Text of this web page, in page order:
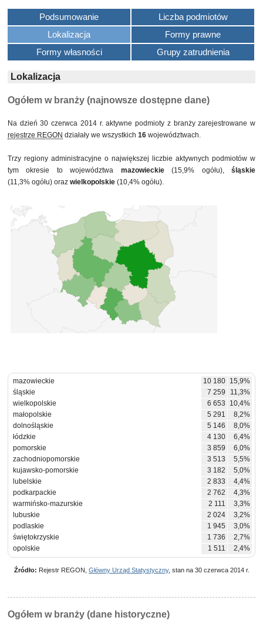
Podsumowanie
Liczba podmiotów
Lokalizacja
Formy prawne
Formy własności
Grupy zatrudnienia
Lokalizacja
Ogółem w branży (najnowsze dostępne dane)
Na dzień 30 czerwca 2014 r. aktywne podmioty z branży zarejestrowane w
rejestrze REGON działały we wszystkich 16 województwach.
Trzy regiony administracyjne o największej liczbie aktywnych podmiotów w
tym okresie to województwa mazowieckie(15,9% ogółu),śląskie
(11,3% ogółu) oraz wielkopolskie (10,4% ogółu).
mazowieckie 10 180 15,9%
śląskie
7 259
11,3%
wielkopolskie
6 653
10,4%
małopolskie
5 291
8,2%
dolnośląskie
5 146
8,0%
łódzkie
4 130
6,4%
pomorskie
3 859
6,0%
zachodniopomorskie
3 513
5,5%
kujawsko-pomorskie
3 182
5,0%
lubelskie
2 833
4,4%
podkarpackie
2 762
4,3%
warmińsko-mazurskie
2 111
3,3%
lubuskie
2 024
3,2%
podlaskie
1 945
3,0%
świętokrzyskie
1 736
2,7%
opolskie
1 511 2,4%
Źródło: Rejestr REGON, Główny Urząd Statystyczny, stan na 30 czerwca 2014 r.
Ogółem w branży (dane historyczne)